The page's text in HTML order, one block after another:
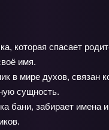
которая спасает
имя.
в мире духов, связан
сущность.
бани, забирает имена